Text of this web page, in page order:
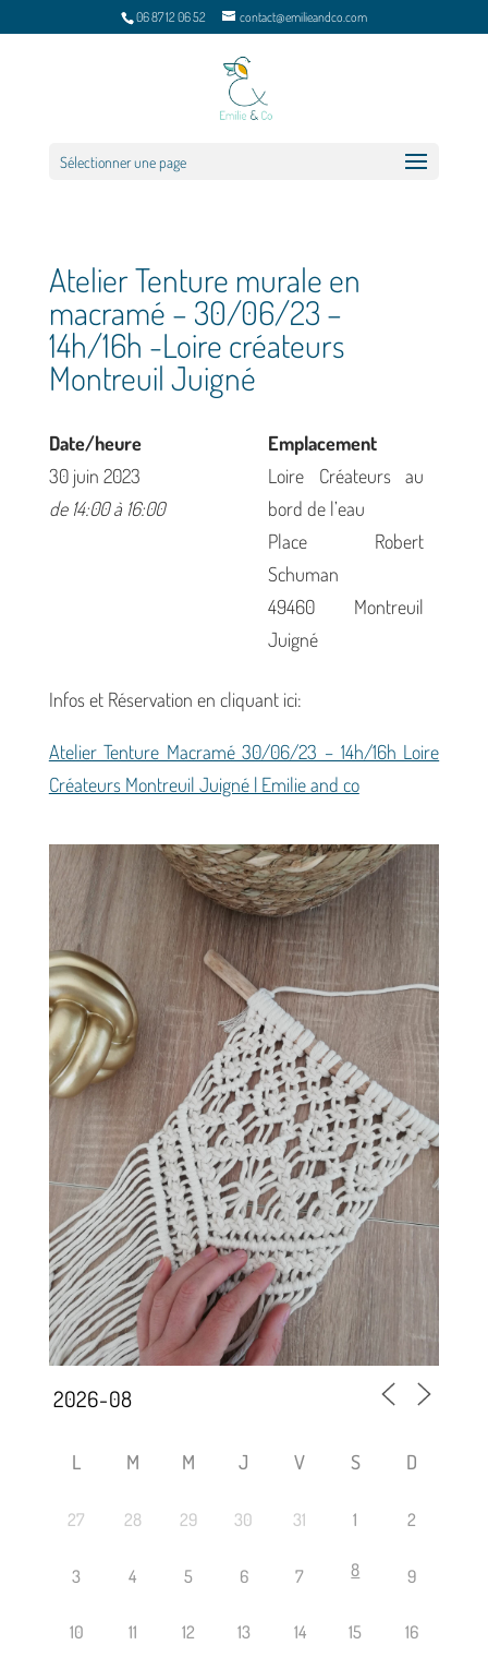
06 87 12 06 52 contact@emilieandco.com
Sélectionner une page
Atelier Tenture murale en
macramé – 30/06/23 –
14h/16h -Loire créateurs
Montreuil Juigné
Date/heure
30 juin 2023
de 14:00 à 16:00
Emplacement
Loire Créateurs au
bord de l’eau
Place Robert
Schuman
49460 Montreuil
Juigné
Infos et Réservation en cliquant ici:
Atelier Tenture Macramé 30/06/23 – 14h/16h Loire
Créateurs Montreuil Juigné | Emilie and co
L M M J V S D
27 28 29 30 31 1 2
3 4 5 6 7 8 9
10 11 12 13 14 15 16